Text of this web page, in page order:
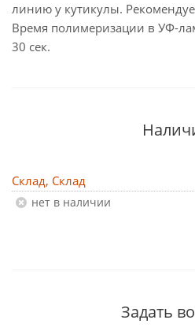
линию у кутикулы.
Время полимеризации в УФ-
30 сек.
Склад, Склад
Нет в наличии
Задать